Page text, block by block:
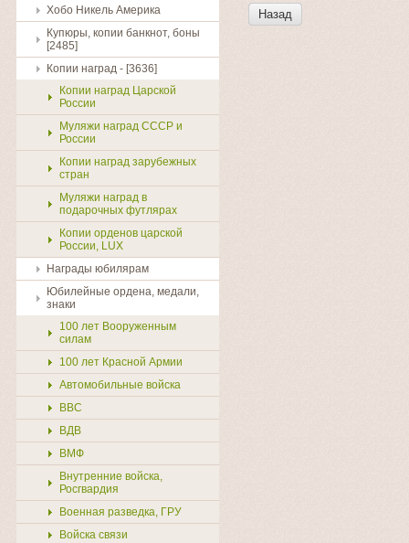
Хобо Никель Америка
Купюры, копии банкнот, боны
[2485]
Копии наград - [3636]
Копии наград Царской
России
Муляжи наград СССР и
России
Копии наград зарубежных
стран
Муляжи наград в
подарочных футлярах
Копии орденов царской
России, LUX
Награды юбилярам
Юбилейные ордена, медали,
знаки
100 лет Вооруженным
силам
100 лет Красной Армии
Автомобильные войска
ВВС
ВДВ
ВМФ
Внутренние войска,
Росгвардия
Военная разведка, ГРУ
Войска связи
Назад